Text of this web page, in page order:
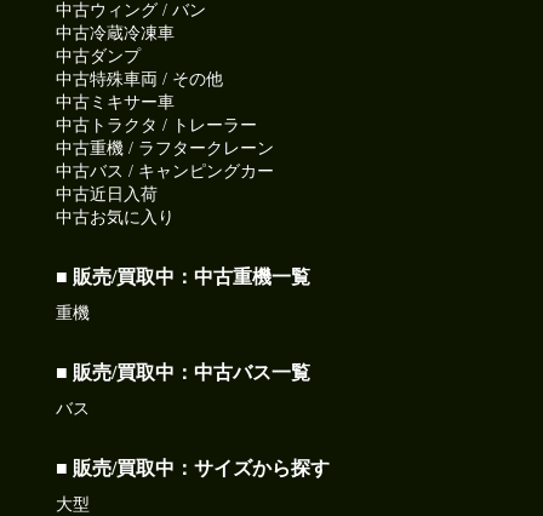
中古ウィング / バン
中古冷蔵冷凍車
中古ダンプ
中古特殊車両 / その他
中古ミキサー車
中古トラクタ / トレーラー
中古重機 / ラフタークレーン
中古バス / キャンピングカー
中古近日入荷
中古お気に入り
■ 販売/買取中：中古重機一覧
重機
■ 販売/買取中：中古バス一覧
バス
■ 販売/買取中：サイズから探す
大型